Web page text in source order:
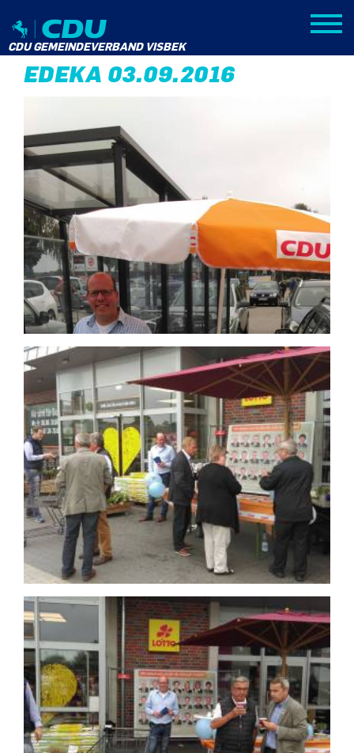
CDU GEMEINDEVERBAND VISBEK
ZURÜCK
EDEKA 03.09.2016